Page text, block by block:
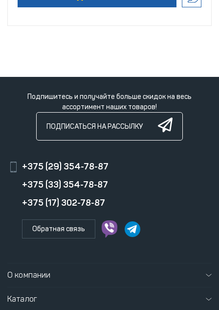
Подпишитесь и получайте больше скидок на весь
ассортимент наших товаров!
ПОДПИСАТЬСЯ НА РАССЫЛКУ
+375 (29) 354-78-87
+375 (33) 354-78-87
+375 (17) 302-78-87
Обратная связь
О компании
Каталог